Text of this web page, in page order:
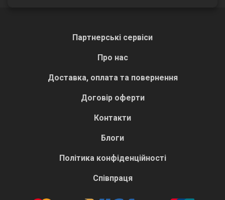
Партнерські сервіси
Про нас
Доставка, оплата та повернення
Договір оферти
Контакти
Блоги
Політика конфіденційності
Співпраця